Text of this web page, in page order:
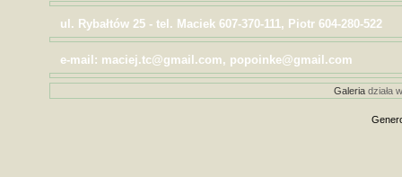
ul. Rybałtów 25 - tel. Maciek 607-370-111, Piotr 604-280-522
e-mail: maciej.tc@gmail.com, popoinke@gmail.com
Galeriadziała